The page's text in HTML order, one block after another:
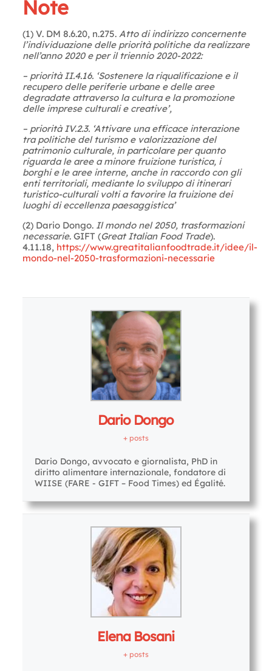
Note
(1) V. DM 8.6.20, n.275. Atto di indirizzo concernente
l’individuazione delle priorità politiche da realizzare
nell’anno 2020 e per il triennio 2020-2022:
– priorità II.4.16. ‘Sostenere la riqualificazione e il
recupero delle periferie urbane e delle aree
degradate attraverso la cultura e la promozione
delle imprese culturali e creative’,
– priorità IV.2.3. ‘Attivare una efficace interazione
tra politiche del turismo e valorizzazione del
patrimonio culturale, in particolare per quanto
riguarda le aree a minore fruizione turistica, i
borghi e le aree interne, anche in raccordo con gli
enti territoriali, mediante lo sviluppo di itinerari
turistico-culturali volti a favorire la fruizione dei
luoghi di eccellenza paesaggistica’
(2) Dario Dongo. Il mondo nel 2050, trasformazioni
necessarie. GIFT (Great Italian Food Trade).
4.11.18, https://www.greatitalianfoodtrade.it/idee/il-
mondo-nel-2050-trasformazioni-necessarie
Dario Dongo
+ posts
Dario Dongo, avvocato e giornalista, PhD in
diritto alimentare internazionale, fondatore di
WIISE (FARE - GIFT – Food Times) ed Égalité.
Elena Bosani
+ posts